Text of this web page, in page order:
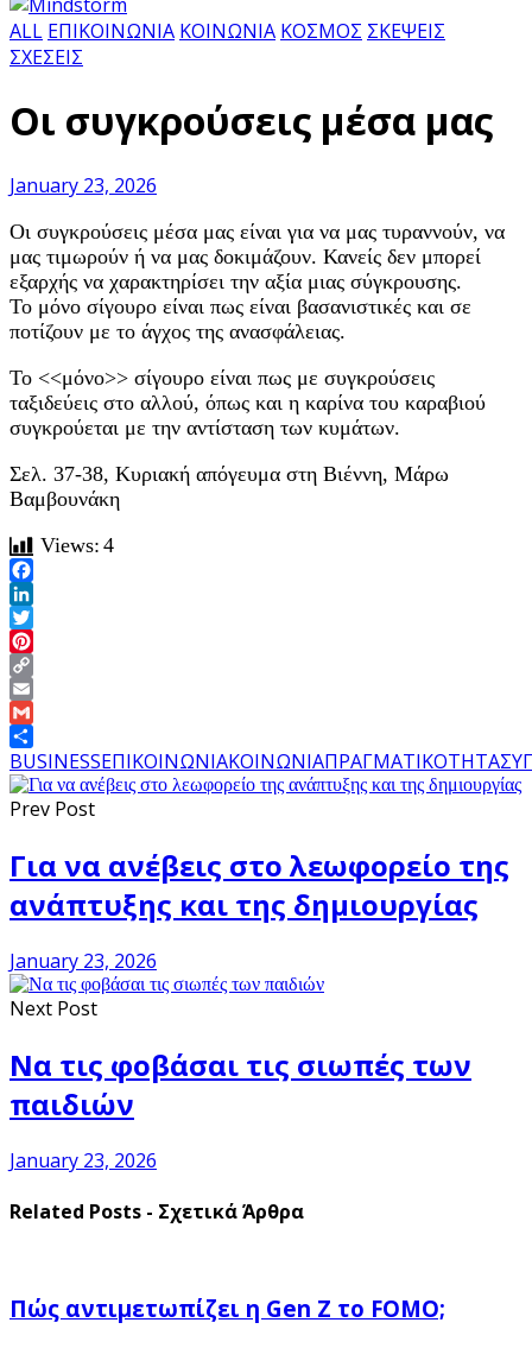
ALL ΕΠΙΚΟΙΝΩΝΙΑ ΚΟΙΝΩΝΙΑ ΚΟΣΜΟΣ ΣΚΕΨΕΙΣ
ΣΧΕΣΕΙΣ
Οι συγκρούσεις μέσα μας
January 23, 2026
Οι συγκρούσεις μέσα μας είναι για να μας τυραννούν, να
μας τιμωρούν ή να μας δοκιμάζουν. Κανείς δεν μπορεί
εξαρχής να χαρακτηρίσει την αξία μιας σύγκρουσης.
Το μόνο σίγουρο είναι πως είναι βασανιστικές και σε
ποτίζουν με το άγχος της ανασφάλειας.
Το <<μόνο>> σίγουρο είναι πως με συγκρούσεις
ταξιδεύεις στο αλλού, όπως και η καρίνα του καραβιού
συγκρούεται με την αντίσταση των κυμάτων.
Σελ. 37-38, Κυριακή απόγευμα στη Βιέννη, Μάρω
Βαμβουνάκη
Views: 4
Facebook
LinkedIn
Twitter
Pinterest
Copy
Link
Email
Gmail
Share
BUSINESSΕΠΙΚΟΙΝΩΝΙΑΚΟΙΝΩΝΙΑΠΡΑΓΜΑΤΙΚΟΤΗΤΑ
Prev Post
Για να ανέβεις στο λεωφορείο της
ανάπτυξης και της δημιουργίας
January 23, 2026
Next Post
Να τις φοβάσαι τις σιωπές των
παιδιών
January 23, 2026
Related Posts - Σχετικά Άρθρα
Πώς αντιμετωπίζει η Gen Z το FOMO;